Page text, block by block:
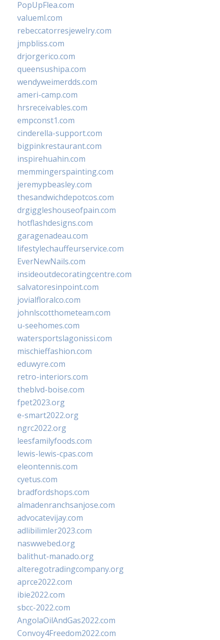
PopUpFlea.com
valueml.com
rebeccatorresjewelry.com
jmpbliss.com
drjorgerico.com
queensushipa.com
wendyweimerdds.com
ameri-camp.com
hrsreceivables.com
empconst1.com
cinderella-support.com
bigpinkrestaurant.com
inspirehuahin.com
memmingerspainting.com
jeremypbeasley.com
thesandwichdepotcos.com
drgiggleshouseofpain.com
hotflashdesigns.com
garagenadeau.com
lifestylechauffeurservice.com
EverNewNails.com
insideoutdecoratingcentre.com
salvatoresinpoint.com
jovialfloralco.com
johnlscotthometeam.com
u-seehomes.com
watersportslagonissi.com
mischieffashion.com
eduwyre.com
retro-interiors.com
theblvd-boise.com
fpet2023.org
e-smart2022.org
ngrc2022.org
leesfamilyfoods.com
lewis-lewis-cpas.com
eleontennis.com
cyetus.com
bradfordshops.com
almadenranchsanjose.com
advocatevijay.com
adlibilimler2023.com
naswwebed.org
balithut-manado.org
alteregotradingcompany.org
aprce2022.com
ibie2022.com
sbcc-2022.com
AngolaOilAndGas2022.com
Convoy4Freedom2022.com